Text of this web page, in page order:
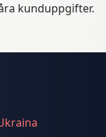
kunduppgifter.